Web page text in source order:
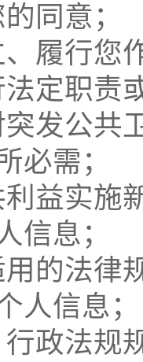
同意；
、履行您
法定职责
突发公共
必需；
利益实施
信息；
的法律
人信息；
政法规